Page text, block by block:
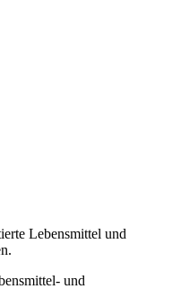
Lebensmittel und
und